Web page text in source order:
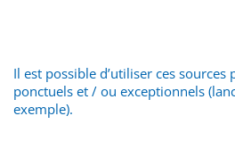
Il est possible d’utiliser ces
ponctuels et / ou exceptionnels
exemple).